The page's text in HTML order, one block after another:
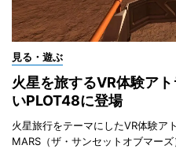
見る・遊ぶ
火星を旅するVR体験ア
いPLOT48に登場
火星旅行をテーマにしたVR体験ア
MARS（ザ・サンセットオブマー